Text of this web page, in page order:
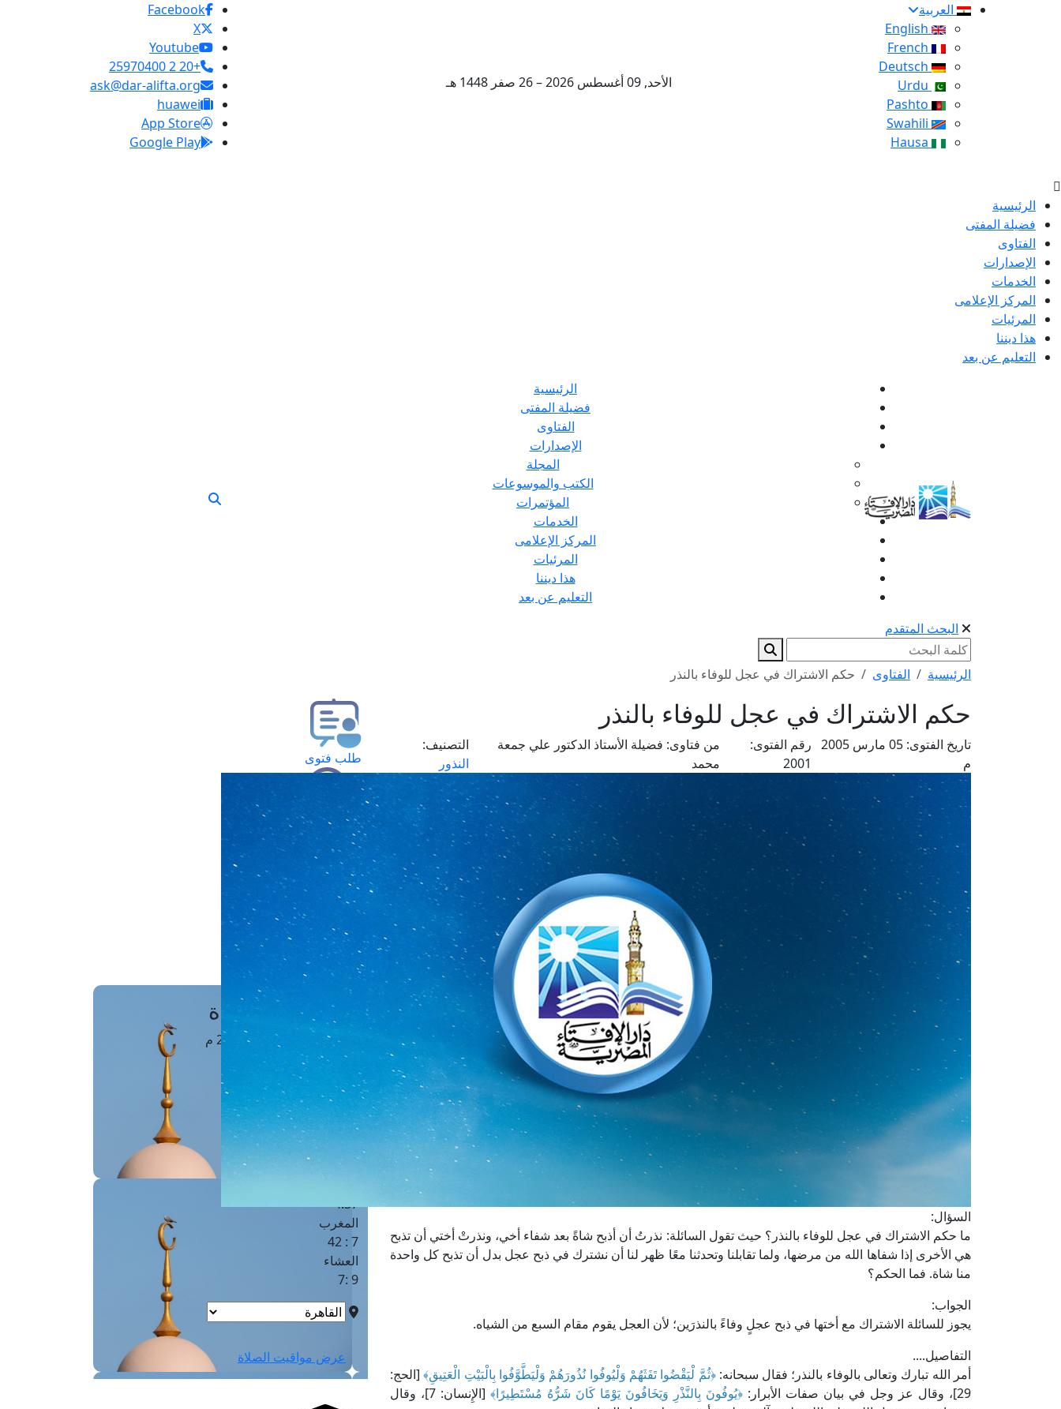
العربية
الأحد, 09 أغسطس 2026 – 26 صفر 1448 هـ
Facebook
X
Youtube
+20 2 25970400
ask@dar-alifta.org
huawei
App Store
Google Play
الرئيسية
فضيلة المفتى
الفتاوى
الإصدارات
الخدمات
المركز الإعلامى
المرئيات
هذا ديننا
التعليم عن بعد
الرئيسية
فضيلة المفتى
الفتاوى
الإصدارات
المجلة
الكتب والموسوعات
المؤتمرات
الخدمات
المركز الإعلامى
المرئيات
هذا ديننا
التعليم عن بعد
البحث المتقدم
الرئيسية الفتاوى حكم الاشتراك في عجل للوفاء بالنذر
حكم الاشتراك في عجل للوفاء بالنذر
تاريخ الفتوى:
05 مارس 2005
م
رقم الفتوى:
2001
من فتاوى: فضيلة الأستاذ الدكتور علي جمعة
محمد
التصنيف:
النذور
السؤال:
ما حكم الاشتراك في عجل للوفاء بالنذر؟ حيث تقول السائلة: نذرتُ أن أذبح شاةً بعد شفاء أخي، ونذرتْ أختي أن تذبح
هي الأخرى إذا شفاها الله من مرضها، ولما تقابلنا وتحدثنا معًا ظهر لنا أن نشترك في ذبح عجل بدل أن تذبح كل واحدة
منا شاة. فما الحكم؟
الجواب:
يجوز للسائلة الاشتراك مع أختها في ذبح عجلٍ وفاءً بالنذرَين؛ لأن العجل يقوم مقام السبع من الشياه.
التفاصيل....
أمر الله تبارك وتعالى بالوفاء بالنذر؛ فقال سبحانه: ﴿ثُمَّ لْيَقْضُوا تَفَثَهُمْ وَلْيُوفُوا نُذُورَهُمْ وَلْيَطَّوَّفُوا بِالْبَيْتِ الْعَتِيقِ﴾ [الحج:
29]، وقال عز وجل في بيان صفات الأبرار:
﴿يُوفُونَ بِالنَّذْرِ وَيَخَافُونَ يَوْمًا كَانَ شَرُّهُ مُسْتَطِيرًا﴾
[الإِنسان: 7]، وقال
طلب فتوى
استعلام عن فتوى
حجز موعد
الفتوى الهاتفية
مَواقِيتُ الصَّـــلاة
القاهرة · 09 أغسطس 2026 م
4 :43
الشروق
6 :18
4:37
المغرب
7 : 42
العشاء
9 :7
عرض مواقيت الصلاة